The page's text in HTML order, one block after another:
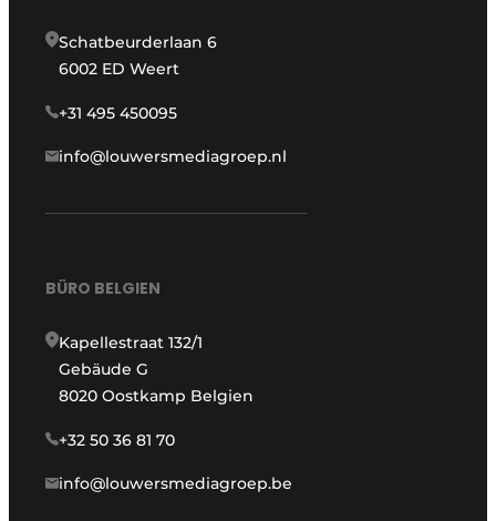
Schatbeurderlaan 6
6002 ED Weert
+31 495 450095
info@louwersmediagroep.nl
BÜRO BELGIEN
Kapellestraat 132/1
Gebäude G
8020 Oostkamp Belgien
+32 50 36 81 70
info@louwersmediagroep.be